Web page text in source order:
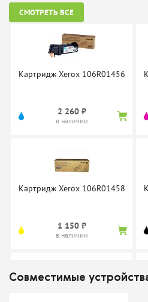
Картридж Cactus CS-
нет в наличии
нет в наличии
СМОТРЕТЬ ВСЕ
Картридж Xerox 106R01456
2 260 ₽
в наличии
Картридж Xerox 106R01458
1 150 ₽
в наличии
Совместимые